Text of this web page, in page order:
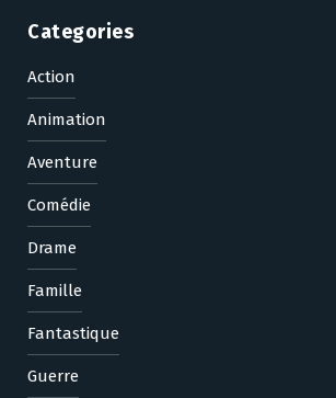
Categories
Action
Animation
Aventure
Comédie
Drame
Famille
Fantastique
Guerre